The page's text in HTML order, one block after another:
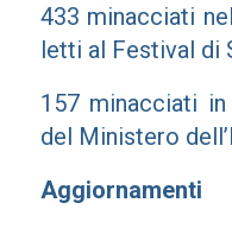
433 minacciati
letti al Festival di
157 minacciati
del Ministero
Aggiornamenti